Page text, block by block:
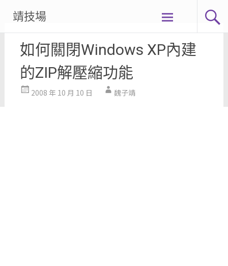
content
靖技場
如何關閉Windows XP內建
的ZIP解壓縮功能
2008 年 10 月 10 日 魏子靖